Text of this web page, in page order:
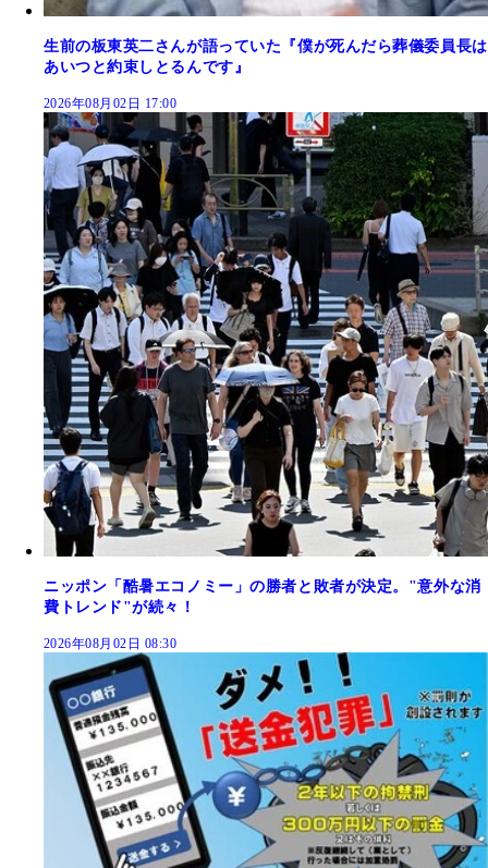
生前の板東英二さんが語っていた『僕が死んだら葬儀委員長は
あいつと約束しとるんです』
2026年08月02日 17:00
ニッポン「酷暑エコノミー」の勝者と敗者が決定。"意外な消
費トレンド"が続々！
2026年08月02日 08:30